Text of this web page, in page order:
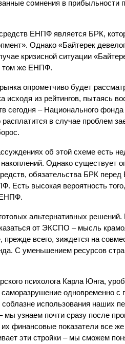
сомнения в прибыльности
ЕНПФ является БРК,
Однако «Байтерек
кризисной ситуации
том же ЕНПФ.
опрометчиво будет
исходя из рейтингов, пытаясь
сегодня – Национального
расплатится в случае проблем
об этой схеме есть
Однако существует
обязательства БРК
Есть высокая вероятность
ЕНПФ.
альтернативных
от ЭКСПО – мысль
прежде всего, зиждется на
С уменьшением ресурсов
психолога Карла Юнга,
одновременно с
использования наших
мы узнаем почти сразу после
финансовые показатели все
эти стройки – мы сможем